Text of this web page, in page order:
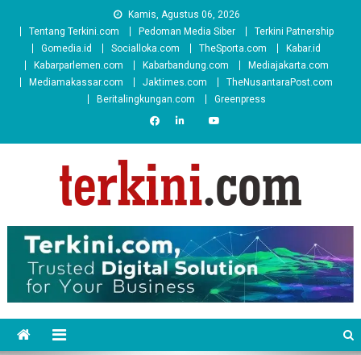
Kamis, Agustus 06, 2026
Tentang Terkini.com
Pedoman Media Siber
Terkini Patnership
Gomedia.id
Socialloka.com TheSporta.com
Kabar.id
Kabarparlemen.com
Kabarbandung.com
Mediajakarta.com
Mediamakassar.com
Jaktimes.com
TheNusantaraPost.com
Beritalingkungan.com
Greenpress